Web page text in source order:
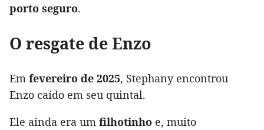
porto seguro.
O resgate de Enzo
Em fevereiro de 2025, Stephany encontrou
Enzo caído em seu quintal.
Ele ainda era um filhotinho e, muito